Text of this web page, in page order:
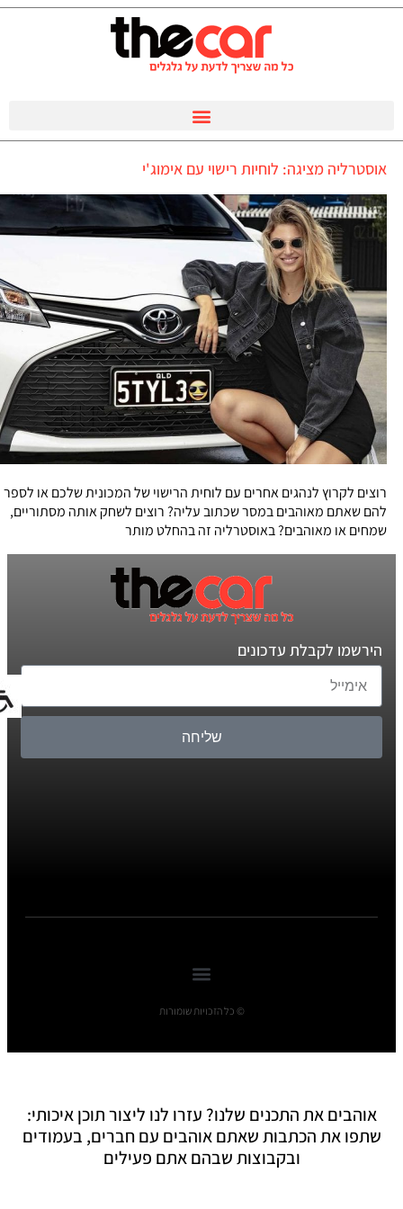
אוסטרליה מציגה: לוחיות רישוי עם אימוג'י
רוצים לקרוץ לנהגים אחרים עם לוחית הרישוי של המכונית שלכם או לספר
להם שאתם מאוהבים במסר שכתוב עליה? רוצים לשחק אותה מסתוריים,
שמחים או מאוהבים? באוסטרליה זה בהחלט מותר
הירשמו לקבלת עדכונים
שליחה
© כל הזכויות שומורות
אוהבים את התכנים שלנו? עזרו לנו ליצור תוכן איכותי:
שתפו את הכתבות שאתם אוהבים עם חברים, בעמודים
ובקבוצות שבהם אתם פעילים